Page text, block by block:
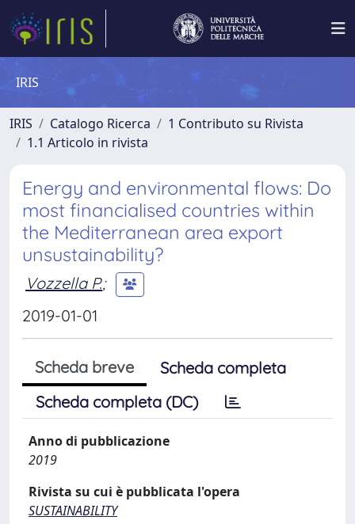
IRIS
IRIS Catalogo Ricerca
1 Contributo su Rivista
1.1 Articolo in rivista
Energy and environmental flows: Do
most financialised countries within
the Mediterranean area export
unsustainability?
Vozzella P.;
2019-01-01
Scheda breve
Scheda completa
Scheda completa (DC)
Anno di pubblicazione
2019
Rivista su cui è pubblicata l'opera
SUSTAINABILITY